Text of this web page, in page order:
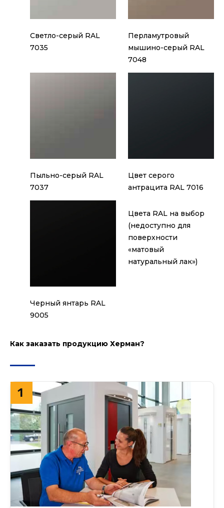
Светло-серый RAL
7035
Перламутровый
мышино-серый RAL
7048
Пыльно-серый RAL
7037
Цвет серого
антрацита RAL 7016
Черный янтарь RAL
9005
Цвета RAL на выбор
(недоступно для
поверхности
«матовый
натуральный лак»)
Как заказать продукцию Херман?